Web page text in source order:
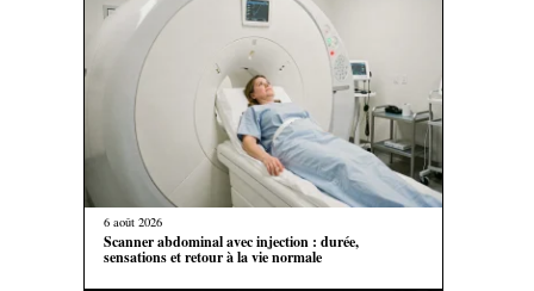
6 août 2026
Scanner abdominal avec injection : durée,
sensations et retour à la vie normale